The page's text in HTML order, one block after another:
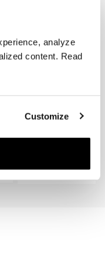
analyze
content. Read
Customize